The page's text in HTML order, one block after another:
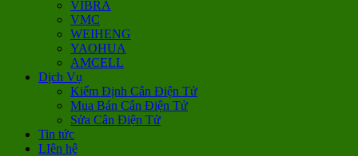
VIBRA
VMC
WEIHENG
YAOHUA
AMCELL
Dịch Vụ
Kiểm Định Cân Điện Tử
Mua Bán Cân Điện Tử
Sửa Cân Điện Tử
Tin tức
LIên hệ